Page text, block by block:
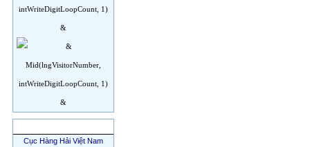
Cục Hàng Hải Việt Nam